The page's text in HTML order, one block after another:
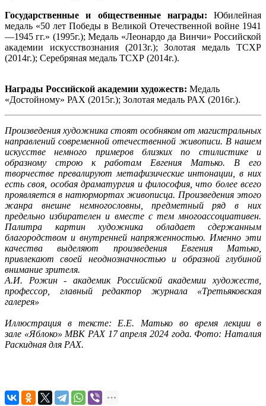
Государственные и общественные награды: Юбилейная
медаль «50 лет Победы в Великой Отечественной войне 1941
—1945 гг.» (1995г.); Медаль «Леонардо да Винчи» Российской
академии искусствознания (2013г.); Золотая медаль ТСХР
(2014г.); Серебряная медаль ТСХР (2014г.).
Награды Российской академии художеств: Медаль
«Достойному» РАХ (2015г.); Золотая медаль РАХ (2016г.).
Произведения художника стоят особняком от магистральных
направлений современной отечественной живописи. В нашем
искусстве немного примеров близких по стилистике и
образному строю к работам Евгения Матько. В его
творчестве превалируют метафизические интонации, в них
есть своя, особая драматургия и философия, что более всего
проявляется в натюрмортах живописца. Произведения этого
жанра внешне немногословны, предметный ряд в них
предельно избирателен и вместе с тем многоассоциативен.
Палитра картин художника обладает сдержанным
благородством и внутренней напряженностью. Именно эти
качества выделяют произведения Евгения Матько,
привлекают своей неоднозначностью и образной глубиной
внимание зрителя.
А.И. Рожин - академик Российской академии художеств,
профессор, главный редактор журнала «Третьяковская
галерея»
Иллюстрация в тексте: Е.Е. Матько во время лекции в
зале «Яблоко» МВК РАХ 17 апреля 2024 года. Фото: Наталия
Раскидная для РАХ.